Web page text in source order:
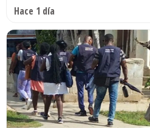
Hace 1 día